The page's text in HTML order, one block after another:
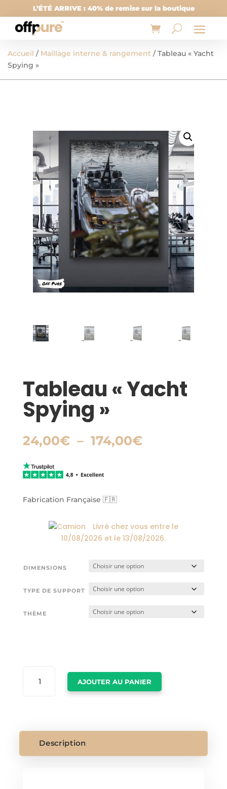
L’ÉTÉ ARRIVE : 40% de remise sur la boutique
Accueil / Maillage interne & rangement / Tableau « Yacht
Spying »
Tableau « Yacht
Spying »
24,00€ – 174,00€Plage
Fabrication Française 🇫🇷
Livré chez vous entre le
10/08/2026 et le13/08/2026.
DIMENSIONS
TYPE DE SUPPORT
THÈME
AJOUTER AU PANIER
Description